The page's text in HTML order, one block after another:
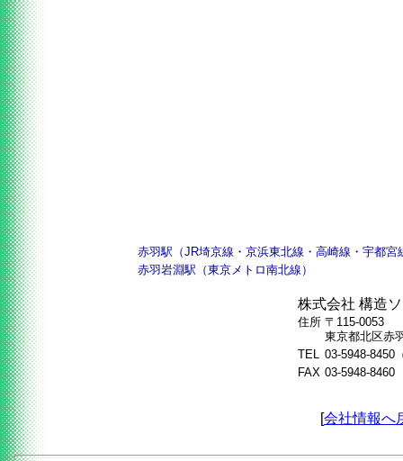
赤羽駅（JR埼京線・京浜東北線・高崎線・宇都宮
赤羽岩淵駅（東京メトロ南北線）
株式会社 構造
住所 〒115-0053
東京都北区赤
TEL 03-5948-8450
FAX 03-5948-8460
[会社情報へ